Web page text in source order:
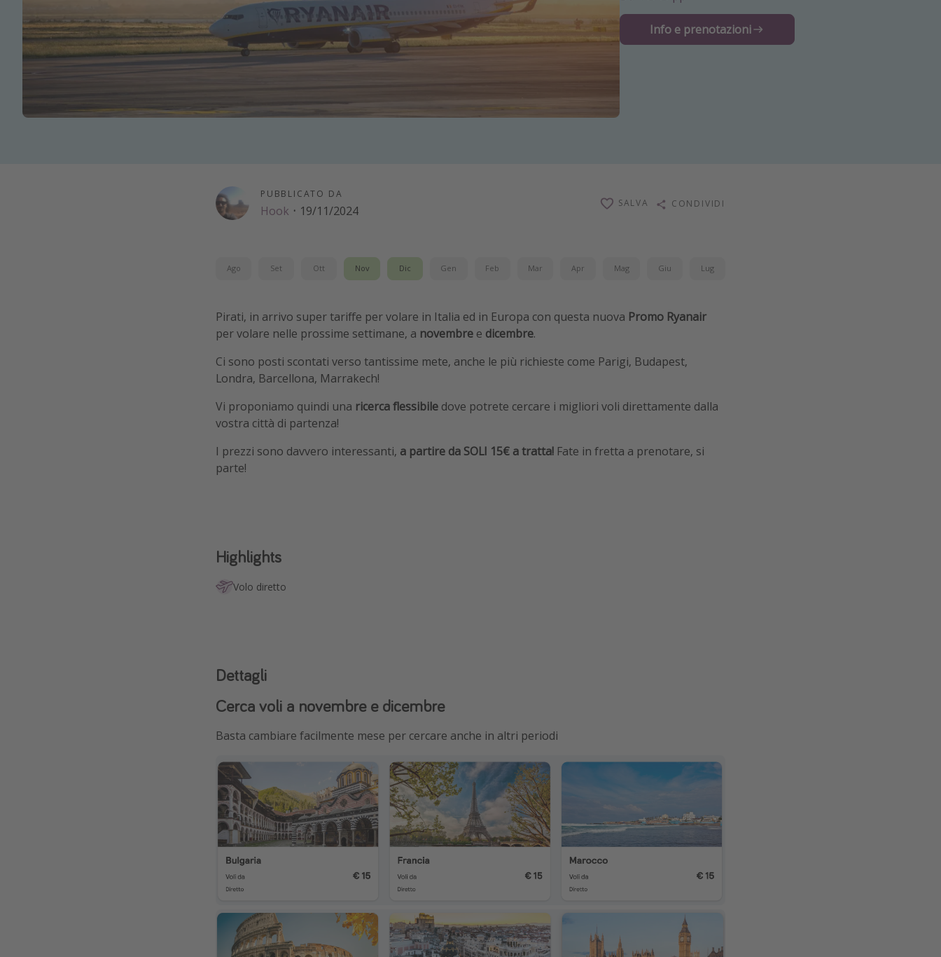
Info e prenotazioni
PUBBLICATO DA
Hook · 19/11/2024
SALVA CONDIVIDI
Ago Set Ott Nov Dic Gen Feb Mar Apr Mag Giu Lug
Pirati, in arrivo super tariffe per volare in Italia ed in Europa con questa nuova Promo Ryanair
per volare nelle prossime settimane, a novembre e dicembre.
Ci sono posti scontati verso tantissime mete, anche le più richieste come Parigi, Budapest,
Londra, Barcellona, Marrakech!
Vi proponiamo quindi una ricerca flessibile dove potrete cercare i migliori voli direttamente dalla
vostra città di partenza!
I prezzi sono davvero interessanti, a partire da SOLI 15€ a tratta! Fate in fretta a prenotare, si
parte!
Highlights
Volo diretto
Dettagli
Cerca voli a novembre e dicembre
Basta cambiare facilmente mese per cercare anche in altri periodi